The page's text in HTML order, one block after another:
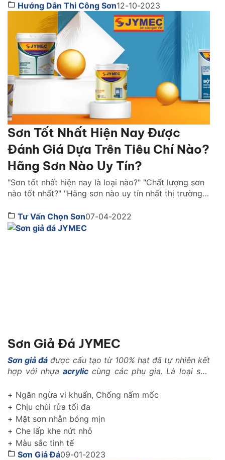
công? Để đạt được hiệu quả tối ưu cần có đội ngũ
thi công chuyên nghiệp, tay nghề cao và hiểu biết
Hướng Dẫn Thi Công Sơn12-10-2023
Sơn Tốt Nhất Hiện Nay Được
Đánh Giá Dựa Trên Tiêu Chí Nào?
Hãng Sơn Nào Uy Tín?
"Sơn tốt nhất hiện nay là loại nào?" "Chất lượng sơn
nào tốt nhất?" "Hãng sơn nào uy tín nhất thị trường
quan tâm. Cùng Sơn JYMEC tìm hiểu những lời
khuyên hữu ích qua bài viêt dưới đây nhé! Sơn tốt
Tư Vấn Chọn Sơn07-04-2022
Sơn Giả Đá JYMEC
Sơn giả đá được cấu tạo từ 100% hạt đã tự nhiên kết
hợp với nhựa acrylic cùng các phụ gia. Là loại sơn
như: Là loại vật liệu nhẹ, có khả năng kháng nhiệt,
kháng kiềm, chống rêu mốc, chống muối mặn..
+ Ngăn ngừa vi khuẩn, Chống nấm mốc
+ Chịu chùi rửa tối đa
+ Mặt sơn nhẵn bóng mịn
+ Che lấp khe nứt nhỏ
+ Màu sắc tinh tế
Sơn Giả Đá09-01-2023